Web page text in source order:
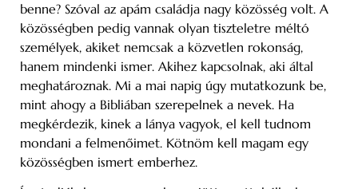
benne? Szóval az apám családja nagy közösség volt. A
közösségben pedig vannak olyan tiszteletre méltó
személyek, akiket nemcsak a közvetlen rokonság,
hanem mindenki ismer. Akihez kapcsolnak, aki által
meghatároznak. Mi a mai napig úgy mutatkozunk be,
mint ahogy a Bibliában szerepelnek a nevek. Ha
megkérdezik, kinek a lánya vagyok, el kell tudnom
mondani a felmenőimet. Kötnöm kell magam egy
közösségben ismert emberhez.